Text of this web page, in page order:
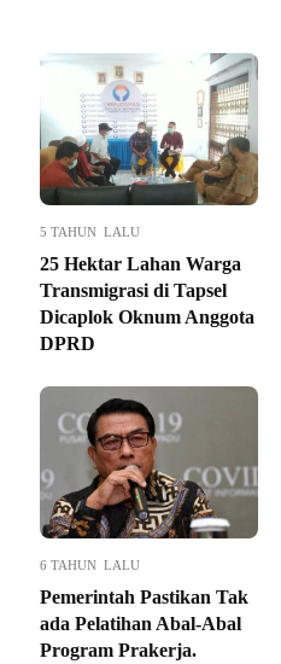
5 TAHUN LALU
25 Hektar Lahan Warga
Transmigrasi di Tapsel
Dicaplok Oknum Anggota
DPRD
6 TAHUN LALU
Pemerintah Pastikan Tak
ada Pelatihan Abal-Abal
Program Prakerja.